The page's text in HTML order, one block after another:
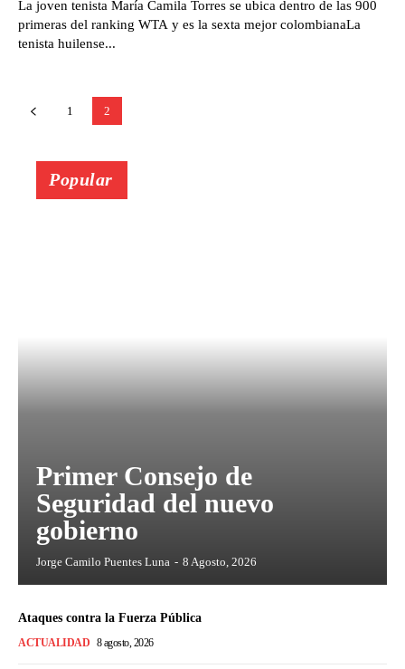
La joven tenista María Camila Torres se ubica dentro de las 900
primeras del ranking WTA y es la sexta mejor colombianaLa
tenista huilense...
1 2
Popular
Primer Consejo de
Seguridad del nuevo
gobierno
Jorge Camilo Puentes Luna - 8 Agosto, 2026
Ataques contra la Fuerza Pública
ACTUALIDAD 8 agosto, 2026